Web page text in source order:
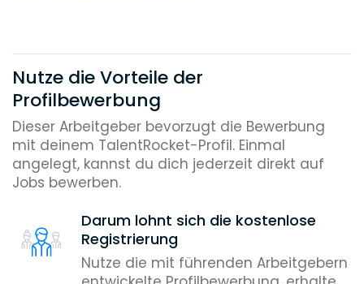
Nutze die Vorteile der
Profilbewerbung
Dieser Arbeitgeber bevorzugt die Bewerbung
mit deinem TalentRocket-Profil. Einmal
angelegt, kannst du dich jederzeit direkt auf
Jobs bewerben.
Darum lohnt sich die kostenlose
Registrierung
Nutze die mit führenden Arbeitgebern